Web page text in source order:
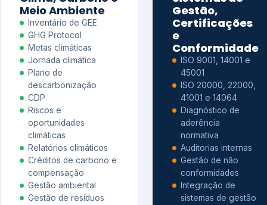
Meio Ambiente
Inventário de GEE
GHG Protocol
Metas climáticas
Jornada climática
Plano de
descarbonização
CDP
Riscos e
oportunidades
climáticas
Relatórios climáticos
Créditos de carbono e
compensação
Gestão ambiental
Gestão de resíduos
Gestão,
Certificações
e
Conformidade
ISO 9001, 14001 e
45001
ISO 20000, 22000,
41001 e 14064
Diagnóstico de
aderência
normativa
Auditorias internas
Gestão de não
conformidades
Integração de
sistemas de gestão